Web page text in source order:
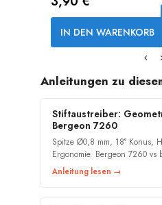
IN DEN WARENKORB
Anleitungen zu
Stiftaustreiber:
Bergeon 7260
Spitze Ø0,8 mm, 18° Konus,
Ergonomie. Bergeon 7260 vs
Anleitung lesen →